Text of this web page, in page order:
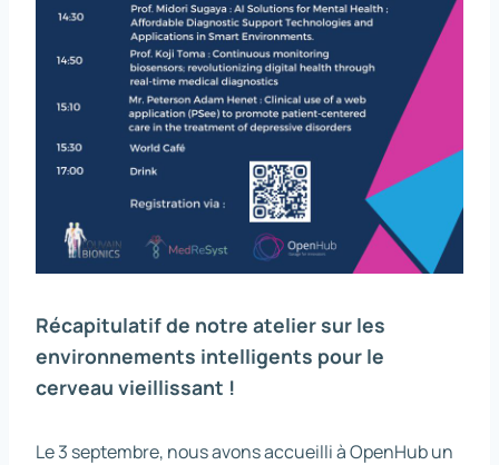
Récapitulatif de notre atelier sur les
environnements intelligents pour le
cerveau vieillissant !
Le 3 septembre, nous avons accueilli à OpenHub un